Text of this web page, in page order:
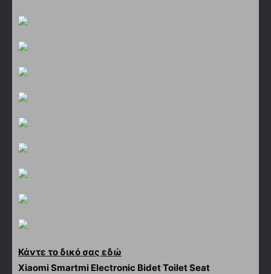
Κάντε το δικό σας εδώ
Xiaomi Smartmi Electronic Bidet Toilet Seat